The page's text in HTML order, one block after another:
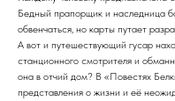
Бедный прапорщик и наследница
обвенчаться, но карты путает
А вот и путешествующий гусар
станционного смотрителя и
она в отчий дом? В «Повестях
представления о жизни и её